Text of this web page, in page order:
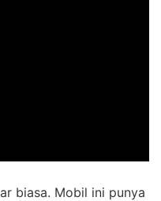
biasa. Mobil ini punya